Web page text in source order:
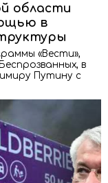
области
в
«Вести»,
в
Путину с